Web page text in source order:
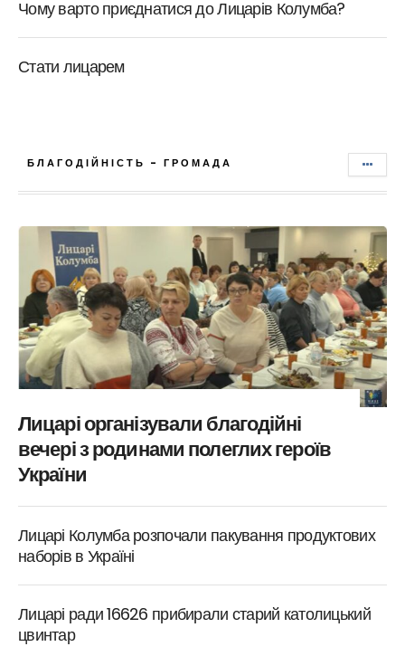
Чому варто приєднатися до Лицарів Колумба?
Стати лицарем
БЛАГОДІЙНІСТЬ - ГРОМАДА
Лицарі організували благодійні
вечері з родинами полеглих героїв
України
Лицарі Колумба розпочали пакування продуктових
наборів в Україні
Лицарі ради 16626 прибирали старий католицький
цвинтар